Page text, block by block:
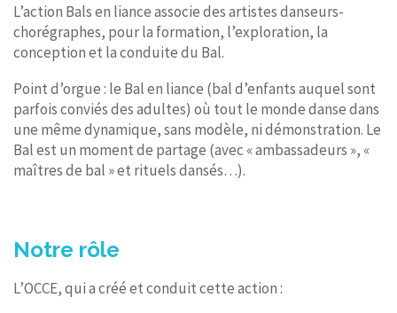
L’action Bals en liance associe des artistes danseurs-
chorégraphes, pour la formation, l’exploration, la
conception et la conduite du Bal.
Point d’orgue : le Bal en liance (bal d’enfants auquel sont
parfois conviés des adultes) où tout le monde danse dans
une même dynamique, sans modèle, ni démonstration. Le
Bal est un moment de partage (avec « ambassadeurs », «
maîtres de bal » et rituels dansés…).
Notre rôle
L’OCCE, qui a créé et conduit cette action :